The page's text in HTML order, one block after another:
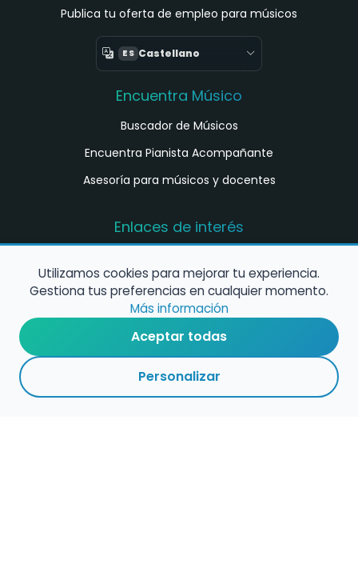
Publica tu oferta de empleo para músicos
ES Castellano
Encuentra Músico
Buscador de Músicos
Encuentra Pianista Acompañante
Asesoría para músicos y docentes
Enlaces de interés
música en España
Configura alertas de empleo
Contacta con nosotros
Utilizamos cookies para mejorar tu experiencia.
Gestiona tus preferencias en cualquier momento.
Más información
Aceptar todas
Personalizar